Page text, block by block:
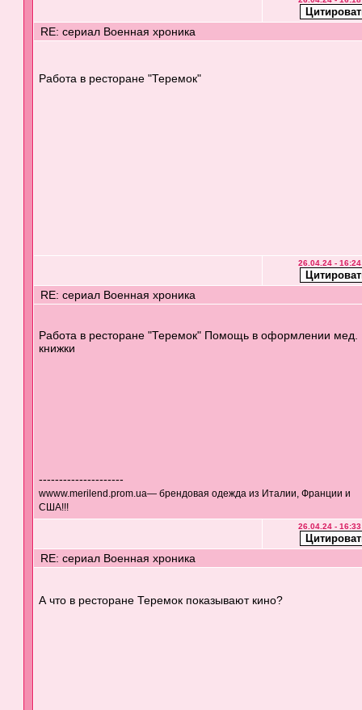
RE: сериал Военная хроника
Работа в ресторане "Теремок"
26.04.24 -
RE: сериал Военная хроника
Работа в ресторане "Теремок" Помощь в оформлении мед.
книжки
---------------------
wwww.merilend.prom.ua— брендовая одежда из Италии, Франции и
США!!!
26.04.24 -
RE: сериал Военная хроника
А что в ресторане Теремок показывают кино?